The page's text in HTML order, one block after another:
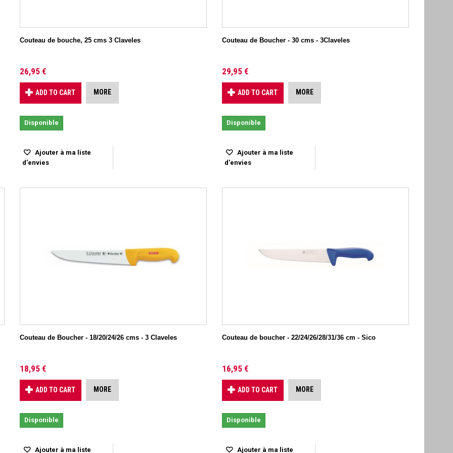
Couteau de bouche, 25 cms 3 Claveles
26,95 €
ADD TO CART MORE
Disponible
Ajouter à ma liste
d'envies
Couteau de Boucher - 30 cms - 3Claveles
29,95 €
ADD TO CART MORE
Disponible
Ajouter à ma liste
d'envies
Couteau de Boucher - 18/20/24/26 cms - 3 Claveles
18,95 €
ADD TO CART MORE
Disponible
Ajouter à ma liste
Couteau de boucher - 22/24/26/28/31/36 cm - Sico
16,95 €
ADD TO CART MORE
Disponible
Ajouter à ma liste